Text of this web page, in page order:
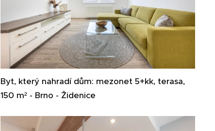
Byt, který nahradí dům: mezonet 5+kk, terasa,
150 m² - Brno - Židenice